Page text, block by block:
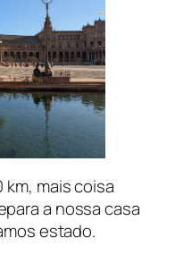
mais coisa
a nossa casa
estado.